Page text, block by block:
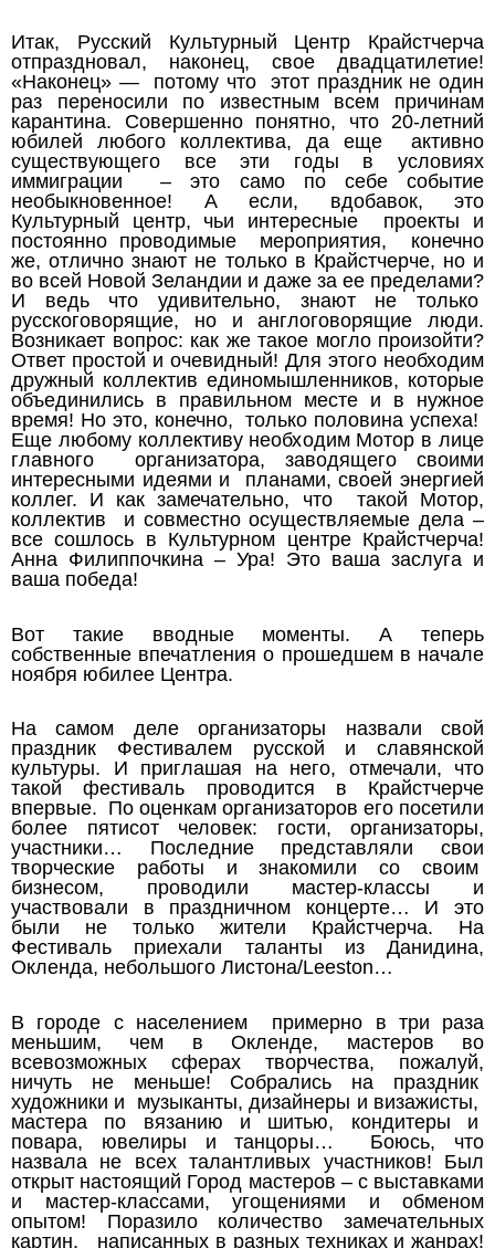
Итак, Русский Культурный Центр Крайстчерча
отпраздновал, наконец, свое двадцатилетие!
«Наконец» — потому что этот праздник не один
раз переносили по известным всем причинам
карантина. Совершенно понятно, что 20-летний
юбилей любого коллектива, да еще активно
существующего все эти годы в условиях
иммиграции – это само по себе событие
необыкновенное! А если, вдобавок, это
Культурный центр, чьи интересные проекты и
постоянно проводимые мероприятия, конечно
же, отлично знают не только в Крайстчерче, но и
во всей Новой Зеландии и даже за ее пределами?
И ведь что удивительно, знают не только
русскоговорящие, но и англоговорящие люди.
Возникает вопрос: как же такое могло произойти?
Ответ простой и очевидный! Для этого необходим
дружный коллектив единомышленников, которые
объединились в правильном месте и в нужное
время! Но это, конечно, только половина успеха!
Еще любому коллективу необходим Мотор в лице
главного организатора, заводящего своими
интересными идеями и планами, своей энергией
коллег. И как замечательно, что такой Мотор,
коллектив и совместно осуществляемые дела –
все сошлось в Культурном центре Крайстчерча!
Анна Филиппочкина – Ура! Это ваша заслуга и
ваша победа!
Вот такие вводные моменты. А теперь
собственные впечатления о прошедшем в начале
ноября юбилее Центра.
На самом деле организаторы назвали свой
праздник
Фестивалем русской и славянской
культуры. И приглашая на него, отмечали, что
такой фестиваль проводится в Крайстчерче
впервые. По оценкам организаторов его посетили
более пятисот человек: гости, организаторы,
участники… Последние представляли свои
творческие работы и знакомили со своим
бизнесом, проводили мастер-классы и
участвовали в праздничном концерте… И это
были не только жители Крайстчерча. На
Фестиваль приехали таланты из Данидина,
Окленда, небольшого Листона/Leeston…
В городе с населением примерно в три раза
меньшим, чем в Окленде, мастеров во
всевозможных сферах творчества, пожалуй,
ничуть не меньше! Собрались на праздник
художники и музыканты, дизайнеры и визажисты,
мастера по вязанию и шитью, кондитеры и
повара, ювелиры и танцоры… Боюсь, что
назвала не всех талантливых участников! Был
открыт настоящий Город мастеров – с выставками
и мастер-классами, угощениями и обменом
опытом! Поразило количество замечательных
картин, написанных в разных техниках и жанрах!